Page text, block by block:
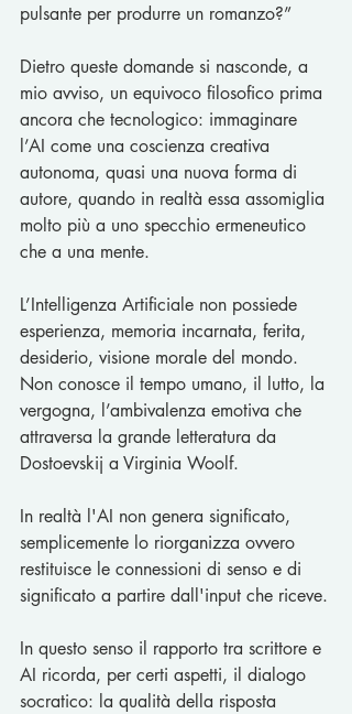
pulsante per produrre un romanzo?”
Dietro queste domande si nasconde, a
mio avviso, un equivoco filosofico prima
ancora che tecnologico: immaginare
l’AI come una coscienza creativa
autonoma, quasi una nuova forma di
autore, quando in realtà essa assomiglia
molto più a uno specchio ermeneutico
che a una mente.
L’Intelligenza Artificiale non possiede
esperienza, memoria incarnata, ferita,
desiderio, visione morale del mondo.
Non conosce il tempo umano, il lutto, la
vergogna, l’ambivalenza emotiva che
attraversa la grande letteratura da
Dostoevskij a Virginia Woolf.
In realtà l'AI non genera significato,
semplicemente lo riorganizza ovvero
restituisce le connessioni di senso e di
significato a partire dall'input che riceve.
In questo senso il rapporto tra scrittore e
AI ricorda, per certi aspetti, il dialogo
socratico: la qualità della risposta